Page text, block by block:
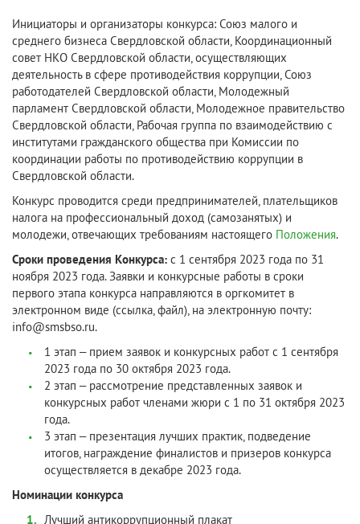
Инициаторы и организаторы конкурса: Союз малого и
среднего бизнеса Свердловской области, Координационный
совет НКО Свердловской области, осуществляющих
деятельность в сфере противодействия коррупции, Союз
работодателей Свердловской области, Молодежный
парламент Свердловской области, Молодежное правительство
Свердловской области, Рабочая группа по взаимодействию с
институтами гражданского общества при Комиссии по
координации работы по противодействию коррупции в
Свердловской области.
Конкурс проводится среди предпринимателей, плательщиков
налога на профессиональный доход (самозанятых) и
молодежи, отвечающих требованиям настоящего Положения.
Сроки проведения Конкурса: с 1 сентября 2023 года по 31
ноября 2023 года. Заявки и конкурсные работы в сроки
первого этапа конкурса направляются в оргкомитет в
электронном виде (ссылка, файл), на электронную почту:
info@smsbso.ru.
1 этап – прием заявок и конкурсных работ с 1 сентября
2023 года по 30 октября 2023 года.
2 этап – рассмотрение представленных заявок и
конкурсных работ членами жюри с 1 по 31 октября 2023
года.
3 этап – презентация лучших практик, подведение
итогов, награждение финалистов и призеров конкурса
осуществляется в декабре 2023 года.
Номинации конкурса
Лучший антикоррупционный плакат